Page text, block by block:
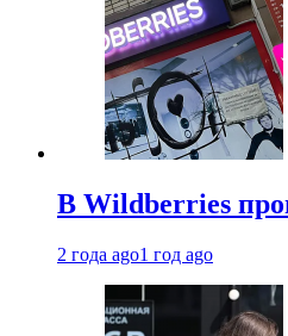
В Wildberries
2 года ago1 год ago